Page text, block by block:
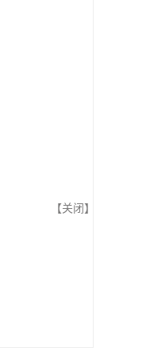
【关闭 】